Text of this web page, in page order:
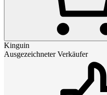
Kinguin
Ausgezeichneter Verkäufer